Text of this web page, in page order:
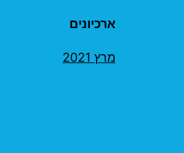
ארכיונים
מרץ 2021